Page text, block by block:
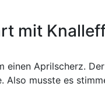
mit
einen Aprilscherz.
Also musste es